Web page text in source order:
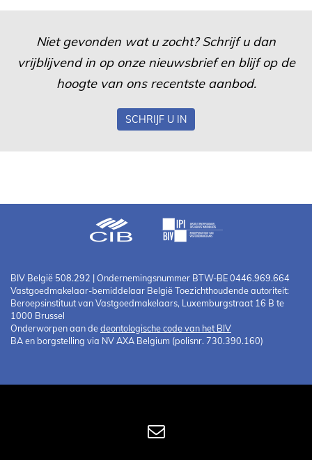
Niet gevonden wat u zocht? Schrijf u dan
vrijblijvend in op onze nieuwsbrief en blijf op de
hoogte van ons recentste aanbod.
SCHRIJF U IN
BIV België 508.292 | Ondernemingsnummer BTW-BE 0446.969.664
Vastgoedmakelaar-bemiddelaar België Toezichthoudende autoriteit:
Beroepsinstituut van Vastgoedmakelaars, Luxemburgstraat 16 B te
1000 Brussel
Onderworpen aan dedeontologische code van het BIV
BA en borgstelling via NV AXA Belgium (polisnr. 730.390.160)